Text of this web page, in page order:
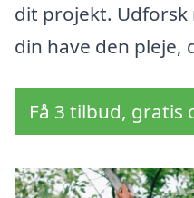
dit projekt.
din have den pleje,
Få 3 tilbud,